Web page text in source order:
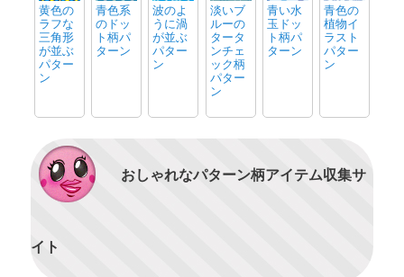
黄色の
ラフな
三角形
が並ぶ
パター
ン
青色系
のドッ
ト柄パ
ターン
波のよ
うに渦
が並ぶ
パター
ン
淡いブ
ルーの
タータ
ンチェ
ック柄
パター
ン
青い水
玉ドッ
ト柄パ
ターン
青色の
植物イ
ラスト
パター
ン
おしゃれなパターン柄アイテム収集サ
イト